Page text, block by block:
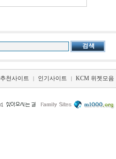
추천사이트 | 인기사이트 | KCM 위젯모음